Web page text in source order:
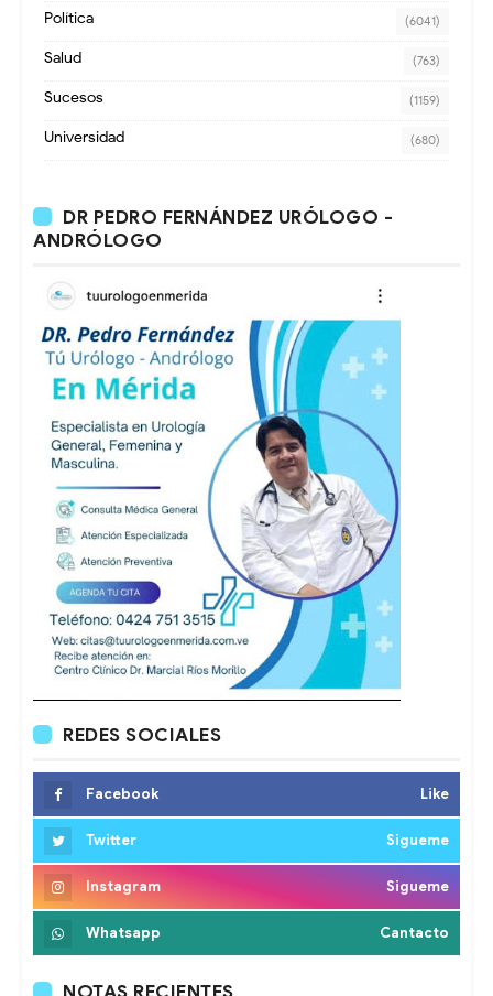
Política (6041)
Salud (763)
Sucesos (1159)
Universidad (680)
DR PEDRO FERNÁNDEZ URÓLOGO -
ANDRÓLOGO
REDES SOCIALES
Facebook Like
Twitter Sigueme
Instagram Sigueme
Whatsapp Cantacto